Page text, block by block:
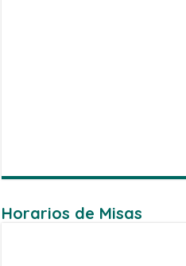
Horarios de Misas